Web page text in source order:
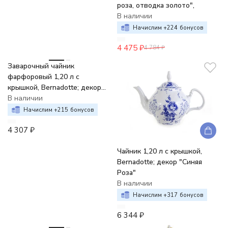
роза, отводка золото",
В наличии
Начислим +224 бонусов
4 475 ₽4 784 ₽
Заварочный чайник
фарфоровый 1,20 л с
крышкой, Bernadotte; декор
"Синие мелкие цветы"
В наличии
Начислим +215 бонусов
4 307 ₽
Чайник 1,20 л с крышкой,
Bernadotte; декор "Синяя
Роза"
В наличии
Начислим +317 бонусов
6 344 ₽